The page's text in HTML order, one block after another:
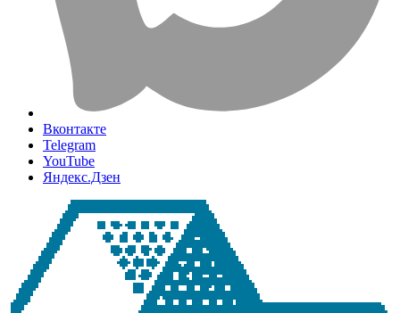
Вконтакте
Telegram
YouTube
Яндекс.Дзен